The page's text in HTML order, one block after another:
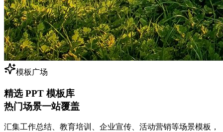
模板广场
精选 PPT 模板库
热门场景一站覆盖
汇集工作总结、教育培训、企业宣传、活动营销等场景模板，